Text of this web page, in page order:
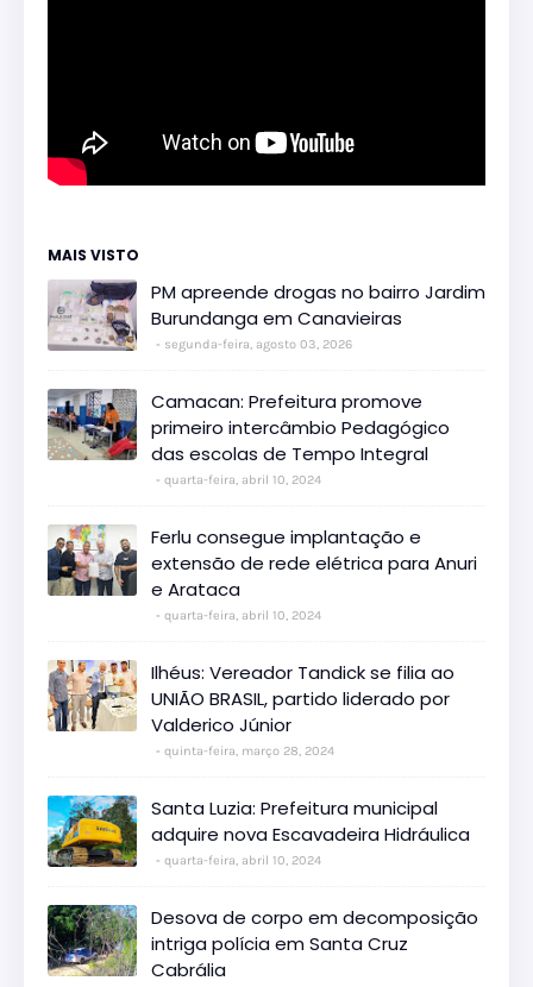
MAIS VISTO
PM apreende drogas no bairro Jardim
Burundanga em Canavieiras
segunda-feira, agosto 03, 2026
Camacan: Prefeitura promove
primeiro intercâmbio Pedagógico
das escolas de Tempo Integral
quarta-feira, abril 10, 2024
Ferlu consegue implantação e
extensão de rede elétrica para Anuri
e Arataca
quarta-feira, abril 10, 2024
Ilhéus: Vereador Tandick se filia ao
UNIÃO BRASIL, partido liderado por
Valderico Júnior
quinta-feira, março 28, 2024
Santa Luzia: Prefeitura municipal
adquire nova Escavadeira Hidráulica
quarta-feira, abril 10, 2024
Desova de corpo em decomposição
intriga polícia em Santa Cruz
Cabrália